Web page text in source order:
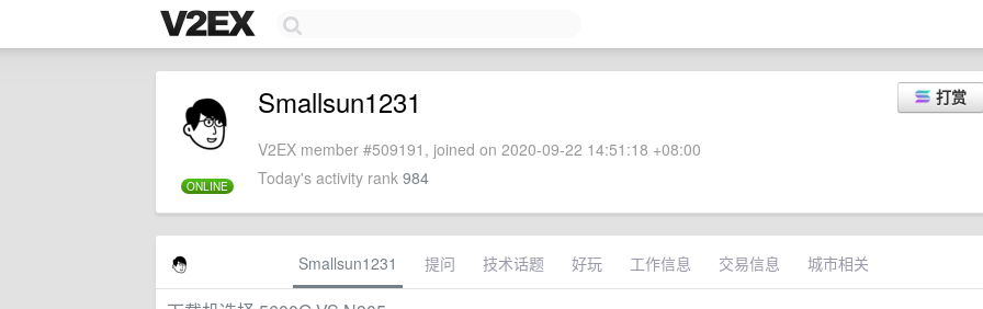
ONLINE
打赏
Smallsun1231
V2EX member #509191, joined on 2020-09-22 14:51:18 +08:00
Today's activity rank 984
Smallsun1231 提问 技术话题 好玩 工作信息 交易信息 城市相关